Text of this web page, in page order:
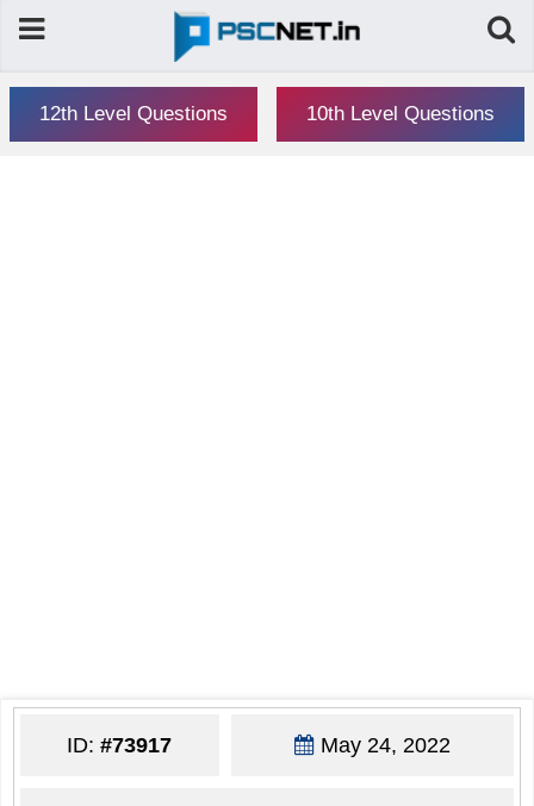
12th Level Questions 10th Level Questions
ID:#73917 May 24, 2022